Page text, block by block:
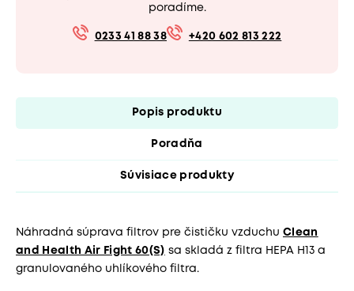
poradíme.
0233 41 88 38 +420 602 813 222
Popis produktu
Poradňa
Súvisiace produkty
Náhradná súprava filtrov pre čističku vzduchu Clean
and Health Air Fight 60(S) sa skladá z filtra HEPA H13 a
granulovaného uhlíkového filtra.